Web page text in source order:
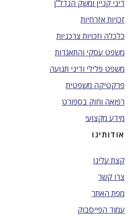
דיני קניין ומשק הנדל"ן
זכויות אזרחיות
כלכלה וזכויות צרכניות
משפט עסקי והתאגדות
משפט פלילי ודיני תנועה
פרקטיקה משפטית
רפואה וחוק בספורט
מידע מקצועי
אודותינו
קצת עלינו
צרו קשר
מפת האתר
עמוד הפייסבוק